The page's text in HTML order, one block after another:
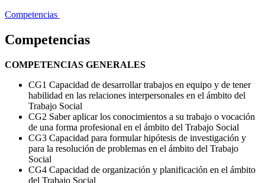
Competencias
Competencias
COMPETENCIAS GENERALES
CG1 Capacidad de desarrollar trabajos en equipo y de tener
habilidad en las relaciones interpersonales en el ámbito del
Trabajo Social
CG2 Saber aplicar los conocimientos a su trabajo o vocación
de una forma profesional en el ámbito del Trabajo Social
CG3 Capacidad para formular hipótesis de investigación y
para la resolución de problemas en el ámbito del Trabajo
Social
CG4 Capacidad de organización y planificación en el ámbito
del Trabajo Social